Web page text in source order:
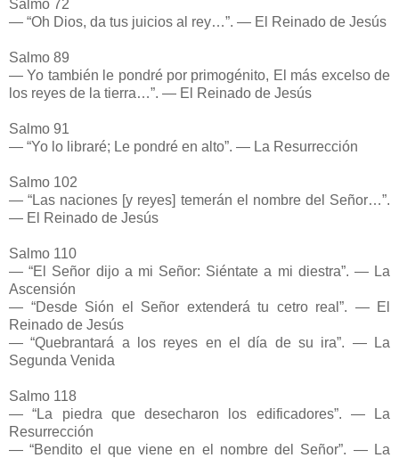
Salmo 72
— “Oh Dios, da tus juicios al rey…”. — El Reinado de Jesús
Salmo 89
— Yo también le pondré por primogénito, El más excelso de
los reyes de la tierra…”. — El Reinado de Jesús
Salmo 91
— “Yo lo libraré; Le pondré en alto”. — La Resurrección
Salmo 102
— “Las naciones [y reyes] temerán el nombre del Señor…”.
— El Reinado de Jesús
Salmo 110
— “El Señor dijo a mi Señor: Siéntate a mi diestra”. — La
Ascensión
— “Desde Sión el Señor extenderá tu cetro real”. — El
Reinado de Jesús
— “Quebrantará a los reyes en el día de su ira”. — La
Segunda Venida
Salmo 118
— “La piedra que desecharon los edificadores”. — La
Resurrección
— “Bendito el que viene en el nombre del Señor”. — La